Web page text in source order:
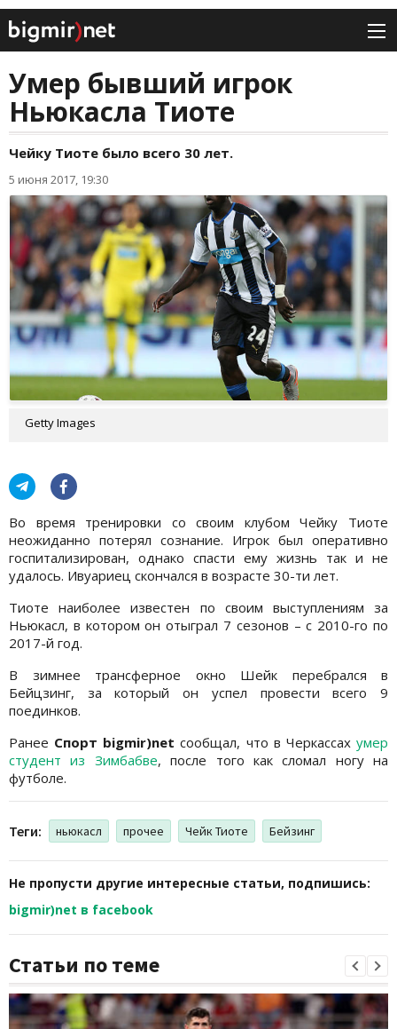
Умер бывший игрок
Ньюкасла Тиоте
Чейку Тиоте было всего 30 лет.
5 июня 2017, 19:30
Getty Images
Во время тренировки со своим клубом Чейку Тиоте
неожиданно потерял сознание. Игрок был оперативно
госпитализирован, однако спасти ему жизнь так и не
удалось. Ивуариец скончался в возрасте 30-ти лет.
Тиоте наиболее известен по своим выступлениям за
Ньюкасл, в котором он отыграл 7 сезонов – с 2010-го по
2017-й год.
В зимнее трансферное окно Шейк перебрался в
Бейцзинг, за который он успел провести всего 9
поединков.
Ранее Спорт bigmir)net сообщал, что в Черкассахумер
студент из Зимбабве, после того как сломал ногу на
футболе.
Теги: ньюкасл прочее Чейк Тиоте Бейзинг
Не пропусти другие интересные статьи, подпишись:
bigmir)net в facebook
Статьи по теме